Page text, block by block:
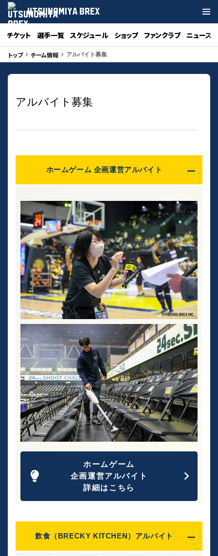
UTSUNOMIYA BREX
チケット 選手一覧 スケジュール ショップ ファンクラブ ニュース
トップkeyboard_arrow_right チーム情報 keyboard_arrow_right アルバイト募集
アルバイト募集
ホームゲーム 企画運営アルバイト
ホームゲーム
企画運営アルバイト
詳細はこちら
飲食（BRECKY KITCHEN）アルバイト